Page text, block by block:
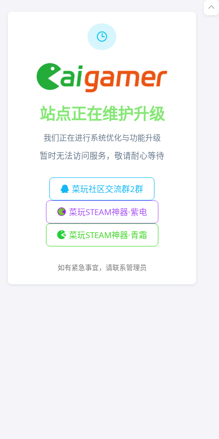
站点正在维护升级
我们正在进行系统优化与功能升级
暂时无法访问服务，敬请耐心等待
菜玩社区交流群2群
菜玩STEAM神器·紫电
菜玩STEAM神器·青霜
如有紧急事宜，请联系管理员